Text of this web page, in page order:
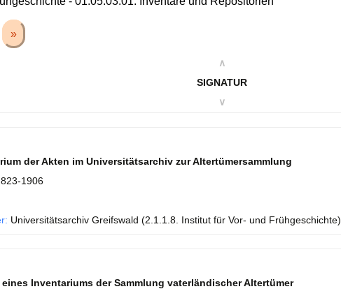
»
∧
SIGNATUR
∨
der Akten im Universitätsarchiv zur Altertümersammlung
1906
Universitätsarchiv Greifswald (2.1.1.8. Institut für Vor- und
Inventariums der Sammlung vaterländischer Altertümer